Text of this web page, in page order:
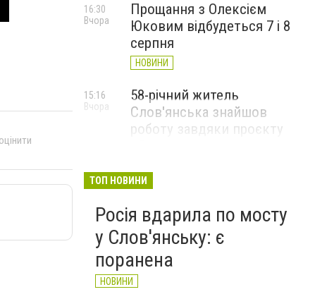
Прощання з Олексієм
Юковим відбудеться 7 і 8
серпня
НОВИНИ
16:30
Вчора
58-річний житель
Слов'янська знайшов
роботу завдяки проєкту
15:16
Вчора
ТОП НОВИНИ
Росія вдарила по мосту
у Слов'янську: є
поранена
НОВИНИ